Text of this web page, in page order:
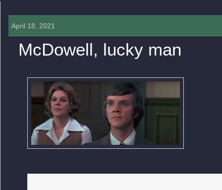
April 18, 2021
0 COMMENTS »
McDowell, lucky man